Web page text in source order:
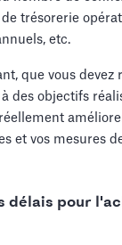
trésorerie
etc.
que vous devez
des objectifs
et vos mesures
délais pour